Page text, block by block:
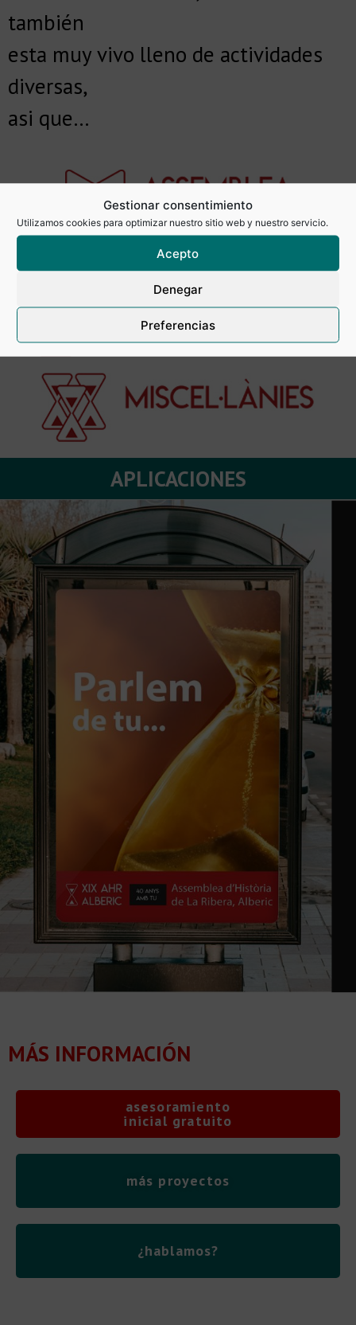
Gestionar consentimiento
Utilizamos cookies para optimizar nuestro sitio web y nuestro servicio.
Acepto
Denegar
Preferencias
también
esta muy vivo lleno de actividades
diversas,
asi que…
APLICACIONES
MÁS INFORMACIÓN
asesoramiento
inicial gratuito
más proyectos
¿hablamos?